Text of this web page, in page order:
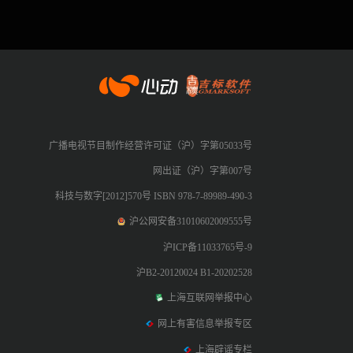
广播电视节目制作经营许可证（沪）字第05033号
网出证（沪）字第007号
科技与数字[2012]570号 ISBN 978-7-89989-490-3
沪公网安备31010602009555号
沪ICP备11033765号-9
沪B2-20120024 B1-20202528
上海互联网举报中心
网上有害信息举报专区
上海辟谣专栏
心动网络